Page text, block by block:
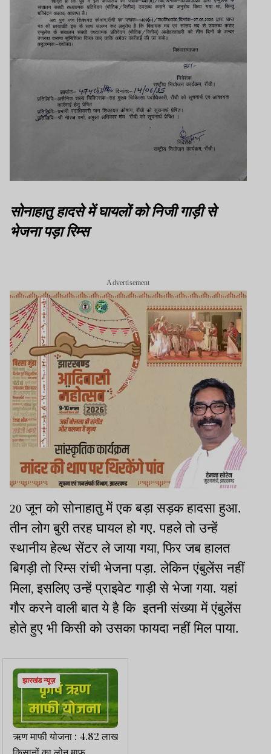
सोनाहातु हादसे में घायलों को निजी गाड़ी से
भेजना पड़ा रिम्स
Advertisement
20 जून को सोनाहातु में एक बड़ा सड़क हादसा हुआ.
तीन लोग बुरी तरह घायल हो गए. पहले तो उन्हें
स्थानीय हेल्थ सेंटर ले जाया गया,फिर जब हालत
बिगड़ी तो रिम्स रांची भेजना पड़ा. लेकिन एंबुलेंस नहीं
मिला,इसलिए उन्हें प्राइवेट गाड़ी से भेजा गया. यहां
गौर करने वाली बात ये है कि इतनी संख्या में एंबुलेंस
होते हुए भी किसी को उसका फायदा नहीं मिल पाया.
झारखंड न्यूज़
ऋण माफी योजना : 4.82 लाख